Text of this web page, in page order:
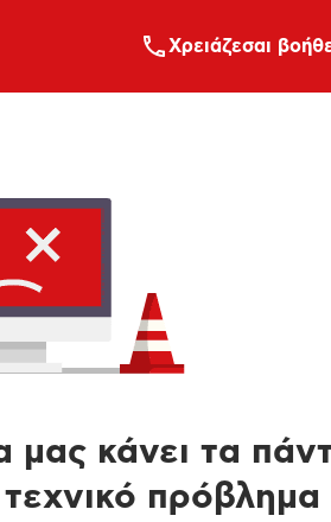
Xρειάζεσαι
κάνει τα
πρόβλημα